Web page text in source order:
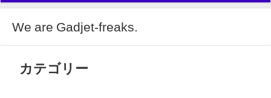
We are Gadjet-freaks.
カテゴリー